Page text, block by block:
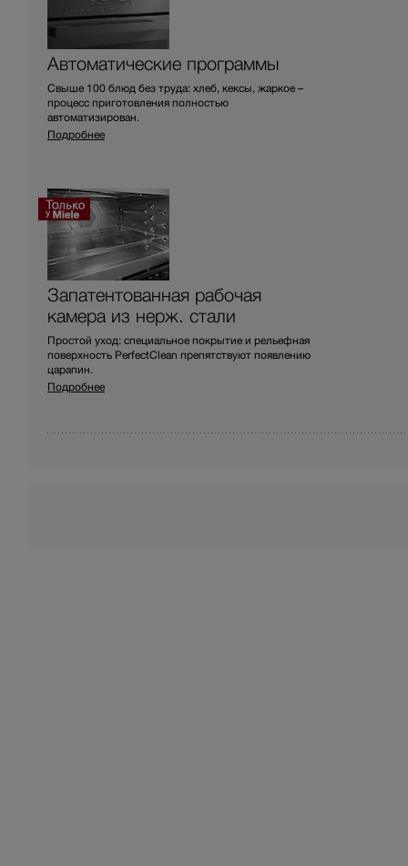
Автоматические программы
Свыше 100 блюд без труда: хлеб, кексы, жаркое –
процесс приготовления полностью
автоматизирован.
Подробнее
Запатентованная рабочая
камера из нерж. стали
Простой уход: специальное покрытие и рельефная
поверхность PerfectClean препятствуют появлению
царапин.
Подробнее